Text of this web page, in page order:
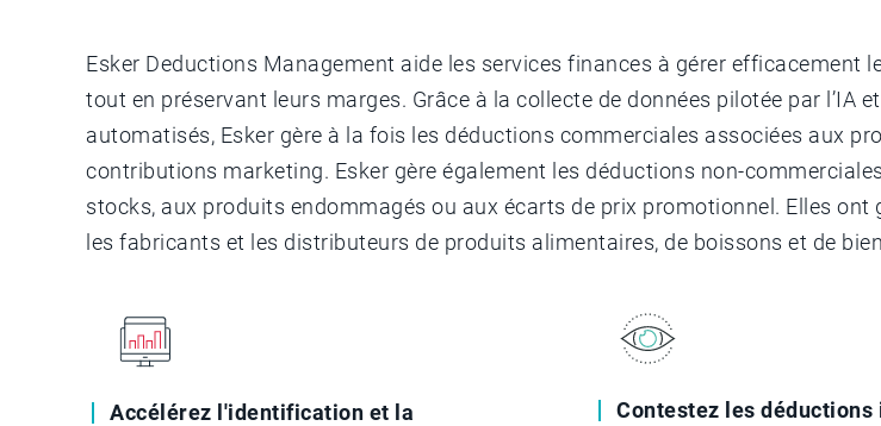
Esker Deductions Management aide les services finances à gérer efficacement
tout en préservant leurs marges. Grâce à la collecte de données pilotée par l’IA
automatisés, Esker gère à la fois les déductions commerciales associées aux
contributions marketing. Esker gère également les déductions non-
stocks, aux produits endommagés ou aux écarts de prix promotionnel. Elles
les fabricants et les distributeurs de produits alimentaires, de boissons et de
Accélérez l'identification et la
Contestez les déductions